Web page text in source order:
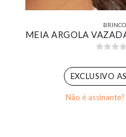
EXCLUSIVO
Não é